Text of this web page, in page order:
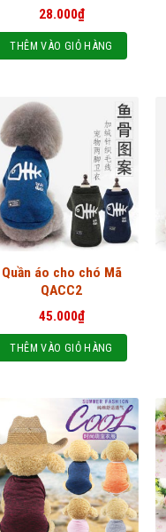
28.000₫
THÊM VÀO GIỎ HÀNG
Quần áo cho chó Mã
QACC2
45.000₫
THÊM VÀO GIỎ HÀNG